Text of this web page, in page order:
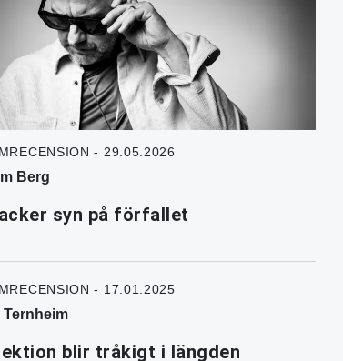
- 29.05.2026
Berg
syn på förfallet
- 17.01.2025
Ternheim
blir tråkigt i längden